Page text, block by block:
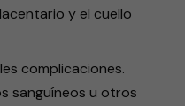
y el cuello
complicaciones.
sanguíneos u otros